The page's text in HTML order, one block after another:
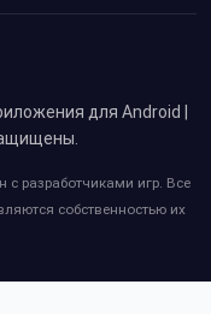
для Android |
с разработчиками игр. Все
собственностью их